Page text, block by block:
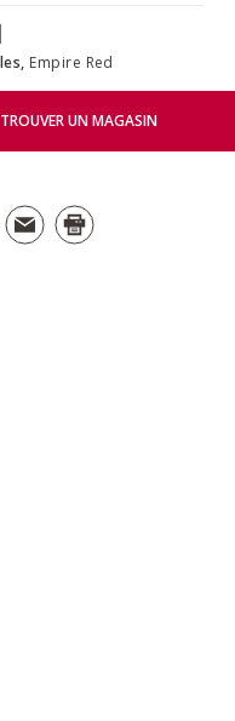
Empire Red
TROUVER UN MAGASIN